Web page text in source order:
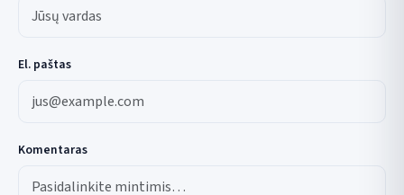
El. paštas
Komentaras